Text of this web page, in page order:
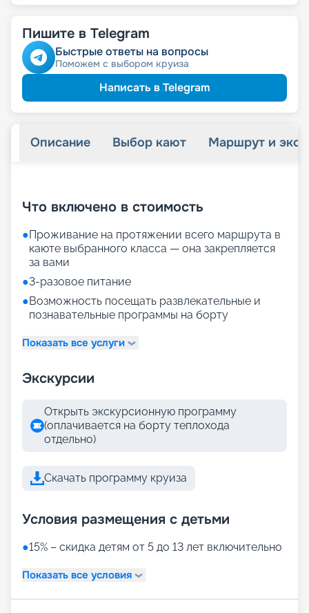
Пишите в Telegram
Быстрые ответы на вопросы
Поможем с выбором круиза
Написать в Telegram
Описание Выбор кают Маршрут и
Что включено в стоимость
●Проживание на протяжении всего маршрута в
каюте выбранного класса — она закрепляется
за вами
●3-разовое питание
●Возможность посещать развлекательные и
познавательные программы на борту
Показать все услуги
Экскурсии
Открыть экскурсионную программу
(оплачивается на борту теплохода
отдельно)
Скачать программу круиза
Условия размещения с детьми
●15% – скидка детям от 5 до 13 лет включительно
Показать все условия